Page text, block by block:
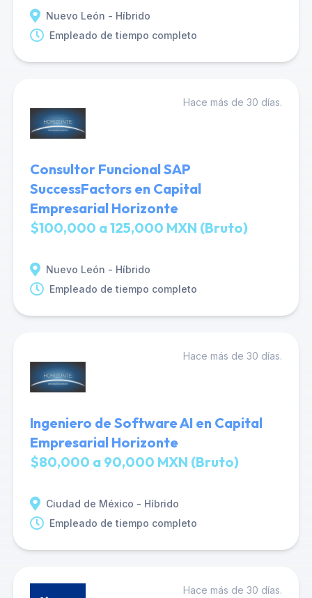
Nuevo León - Híbrido
Empleado de tiempo completo
Hace más de 30 días.
Consultor Funcional SAP
SuccessFactors en Capital
Empresarial Horizonte
$100,000 a 125,000 MXN (Bruto)
Nuevo León - Híbrido
Empleado de tiempo completo
Hace más de 30 días.
Ingeniero de Software AI en Capital
Empresarial Horizonte
$80,000 a 90,000 MXN (Bruto)
Ciudad de México - Híbrido
Empleado de tiempo completo
Hace más de 30 días.